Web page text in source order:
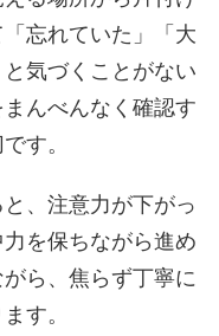
忘れていた」「大
気づくことがない
んべんなく確認す
す。
、注意力が下がっ
を保ちながら進め
ら、焦らず丁寧に
す。